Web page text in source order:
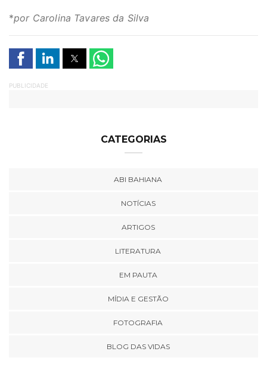
*por Carolina Tavares da Silva
PUBLICIDADE
CATEGORIAS
ABI BAHIANA
NOTÍCIAS
ARTIGOS
LITERATURA
EM PAUTA
MÍDIA E GESTÃO
FOTOGRAFIA
BLOG DAS VIDAS